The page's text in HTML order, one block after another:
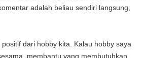
adalah beliau sendiri langsung,
dari hobby kita. Kalau hobby saya
membantu yang membutuhkan,